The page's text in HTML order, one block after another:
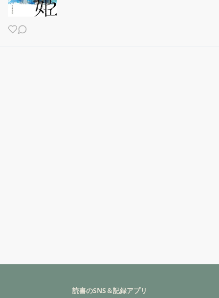
読書のSNS＆記録アプリ